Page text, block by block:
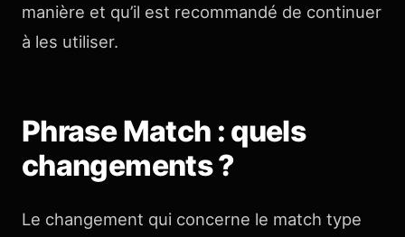
manière et qu’il est recommandé de continuer
à les utiliser.
Phrase Match : quels
changements ?
Le changement qui concerne le match type